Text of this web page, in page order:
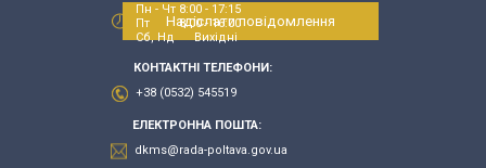
Надіслати повідомлення
Пн - Чт 8:00 - 17:15
Пт 8:00 - 16:00
Сб, Нд Вихідні
КОНТАКТНІ ТЕЛЕФОНИ:
+38 (0532) 545519
ЕЛЕКТРОННА ПОШТА:
dkms@rada-poltava.gov.ua